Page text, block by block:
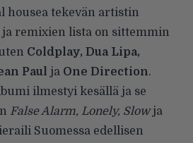
housea tekevän artistin
remixien lista on sittemmin
Coldplay, Dua Lipa,
Paul ja One Direction.
ilmestyi kesällä ja se
False Alarm, Lonely, Slowja
Suomessa edellisen